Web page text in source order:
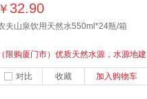
￥ 32.90
夫山泉饮用天然水550ml*24瓶/箱
（限购厦门市）优质天然水源，水源地建
，水源地灌装，每一滴水，都有它的源
头
对比 收藏 加入购物车